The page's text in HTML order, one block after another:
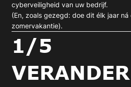
cyberveiligheid van uw bedrijf.
(En, zoals gezegd: doe dit élk jaar ná
zomervakantie).
1/5
VERANDER